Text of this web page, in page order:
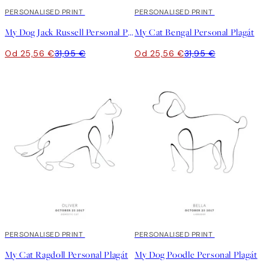
20%*
PERSONALISED PRINT
My Dog Jack Russell Personal Plagát
Od 25,56 €31,95 €
20%*
PERSONALISED PRINT
My Cat Bengal Personal Plagát
Od 25,56 €31,95 €
20%*
PERSONALISED PRINT
My Cat Ragdoll Personal Plagát
20%*
PERSONALISED PRINT
My Dog Poodle Personal Plagát